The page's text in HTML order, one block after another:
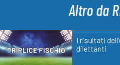
Altro da
I risultati
dilettanti